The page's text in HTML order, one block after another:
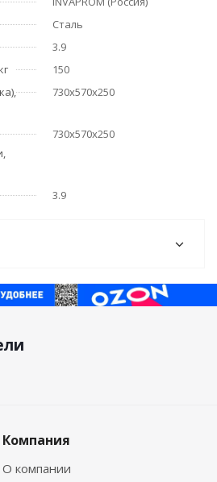
Сталь
3.9
150
730х570х250
730х570х250
3.9
Компания
О компании